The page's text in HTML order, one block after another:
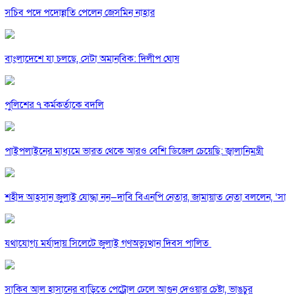
সচিব পদে পদোন্নতি পেলেন জেসমিন নাহার
বাংলাদেশে যা চলছে, সেটা অমানবিক: দিলীপ ঘোষ
পুলিশের ৭ কর্মকর্তাকে বদলি
পাইপলাইনের মাধ্যমে ভারত থেকে আরও বেশি ডিজেল চেয়েছি: জ্বালানিমন্ত্রী
শহীদ আহসান জুলাই যোদ্ধা নন—দাবি বিএনপি নেতার, জামায়াত নেতা বললেন,
যথাযোগ্য মর্যাদায় সিলেটে জুলাই গণঅভ্যুত্থান দিবস পালিত
সাকিব আল হাসানের বাড়িতে পেট্রোল ঢেলে আগুন দেওয়ার চেষ্টা, ভাঙচুর